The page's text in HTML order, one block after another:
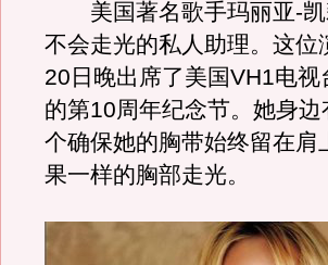
美国著名歌手玛丽亚-凯
不会走光的私人助理。这
20日晚出席了美国VH1电
的第10周年纪念节。她身
个确保她的胸带始终留在
果一样的胸部走光。